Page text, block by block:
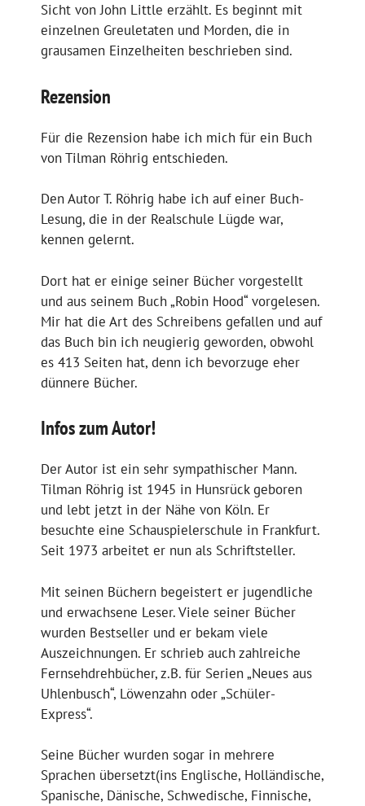
Sicht von John Little erzählt. Es beginnt mit
einzelnen Greuletaten und Morden, die in
grausamen Einzelheiten beschrieben sind.
Rezension
Für die Rezension habe ich mich für ein Buch
von Tilman Röhrig entschieden.
Den Autor T. Röhrig habe ich auf einer Buch-
Lesung, die in der Realschule Lügde war,
kennen gelernt.
Dort hat er einige seiner Bücher vorgestellt
und aus seinem Buch „Robin Hood“ vorgelesen.
Mir hat die Art des Schreibens gefallen und auf
das Buch bin ich neugierig geworden, obwohl
es 413 Seiten hat, denn ich bevorzuge eher
dünnere Bücher.
Infos zum Autor!
Der Autor ist ein sehr sympathischer Mann.
Tilman Röhrig ist 1945 in Hunsrück geboren
und lebt jetzt in der Nähe von Köln. Er
besuchte eine Schauspielerschule in Frankfurt.
Seit 1973 arbeitet er nun als Schriftsteller.
Mit seinen Büchern begeistert er jugendliche
und erwachsene Leser. Viele seiner Bücher
wurden Bestseller und er bekam viele
Auszeichnungen. Er schrieb auch zahlreiche
Fernsehdrehbücher, z.B. für Serien „Neues aus
Uhlenbusch“, Löwenzahn oder „Schüler-
Express“.
Seine Bücher wurden sogar in mehrere
Sprachen übersetzt(ins Englische, Holländische,
Spanische, Dänische, Schwedische, Finnische,